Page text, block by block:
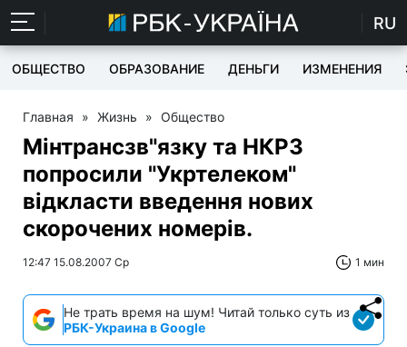
RU
ОБЩЕСТВО ОБРАЗОВАНИЕ ДЕНЬГИ ИЗМЕНЕНИЯ
Главная » Жизнь » Общество
Мінтрансзв"язку та НКРЗ
попросили "Укртелеком"
відкласти введення нових
скорочених номерів.
12:47 15.08.2007 Ср 1 мин
Не трать время на шум! Читай только суть из
РБК-Украина в Google